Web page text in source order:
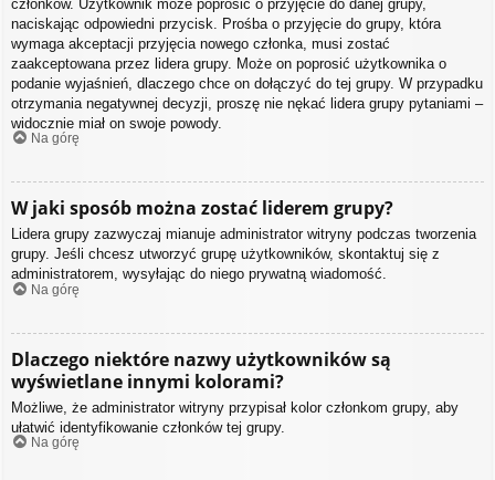
członków. Użytkownik może poprosić o przyjęcie do danej grupy,
naciskając odpowiedni przycisk. Prośba o przyjęcie do grupy, która
wymaga akceptacji przyjęcia nowego członka, musi zostać
zaakceptowana przez lidera grupy. Może on poprosić użytkownika o
podanie wyjaśnień, dlaczego chce on dołączyć do tej grupy. W przypadku
otrzymania negatywnej decyzji, proszę nie nękać lidera grupy pytaniami –
widocznie miał on swoje powody.
Na górę
W jaki sposób można zostać liderem grupy?
Lidera grupy zazwyczaj mianuje administrator witryny podczas tworzenia
grupy. Jeśli chcesz utworzyć grupę użytkowników, skontaktuj się z
administratorem, wysyłając do niego prywatną wiadomość.
Na górę
Dlaczego niektóre nazwy użytkowników są
wyświetlane innymi kolorami?
Możliwe, że administrator witryny przypisał kolor członkom grupy, aby
ułatwić identyfikowanie członków tej grupy.
Na górę